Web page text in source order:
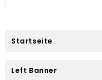
Startseite
Left Banner